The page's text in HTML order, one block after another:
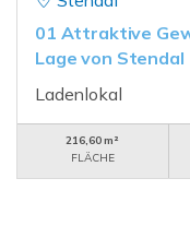
01 Attraktive
Lage von Stendal
Ladenlokal
216,60 m²
FLÄCHE